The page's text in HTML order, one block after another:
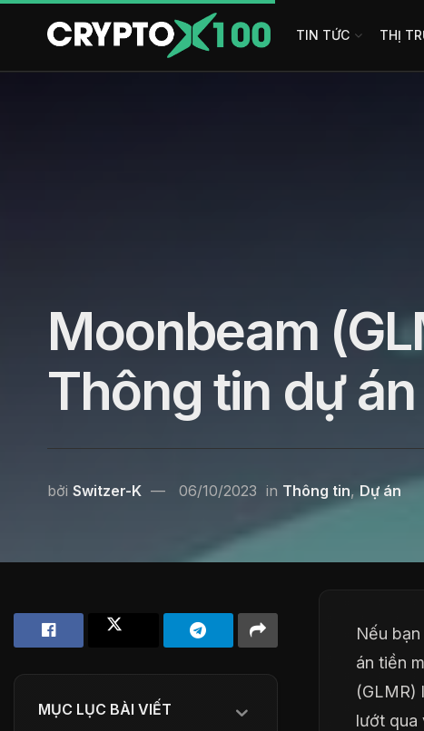
TIN TỨC THỊ
Moonbeam
Thông tin dự
bởi Switzer-K 06/10/2023 in Thông tin, Dự án
Nếu
án tiền
(GLMR)
lướt qua
MỤC LỤC BÀI VIẾT